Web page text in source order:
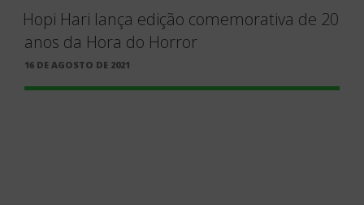
Hopi Hari lança edição comemorativa de 20
anos da Hora do Horror
PUBLICADO
16 DE AGOSTO DE 2021